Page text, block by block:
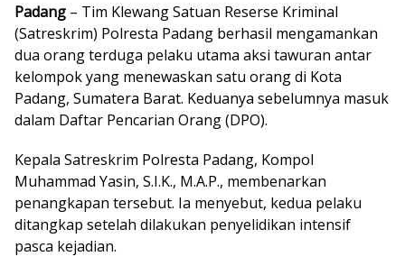
Padang – Tim Klewang Satuan Reserse Kriminal
(Satreskrim) Polresta Padang berhasil mengamankan
dua orang terduga pelaku utama aksi tawuran antar
kelompok yang menewaskan satu orang di Kota
Padang, Sumatera Barat. Keduanya sebelumnya masuk
dalam Daftar Pencarian Orang (DPO).
Kepala Satreskrim Polresta Padang, Kompol
Muhammad Yasin, S.I.K., M.A.P., membenarkan
penangkapan tersebut. Ia menyebut, kedua pelaku
ditangkap setelah dilakukan penyelidikan intensif
pasca kejadian.